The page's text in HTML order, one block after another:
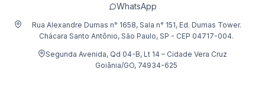
WhatsApp
Rua Alexandre Dumas n° 1658, Sala n° 151, Ed. Dumas Tower.
Chácara Santo Antônio, São Paulo, SP - CEP 04717-004.
Segunda Avenida, Qd 04-B, Lt 14 – Cidade Vera Cruz
Goiânia/GO, 74934-625